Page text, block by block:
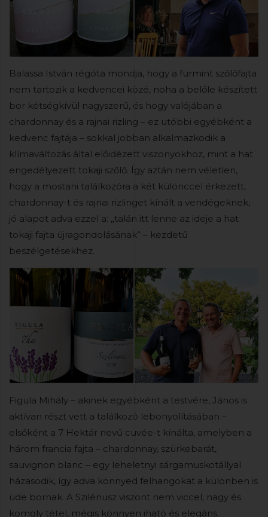
Balassa István régóta mondja, hogy a furmint szőlőfajta
nem tartozik a kedvencei közé, noha a belőle készített
bor kétségkívül nagyszerű, és hogy valójában a
chardonnay és a rajnai rizling – ez utóbbi egyébként a
kedvenc fajtája – sokkal jobban alkalmazkodik a
klímaváltozás által előidézett viszonyokhoz, mint a hat
engedélyezett tokaji szőlő. Így aztán nem véletlen,
hogy a mostani találkozóra a két különccel érkezett,
chardonnay-t és rajnai rizlinget kínált a vendégeknek,
jó alapot adva ezzel a: „talán itt lenne az ideje a hat
tokaji fajta újragondolásának” – kezdetű
beszélgetésekhez.
Figula Mihály – akinek egyébként a testvére, János is
aktívan részt vett a találkozó lebonyolításában –
elsőként a 7 Hektár nevű cuvée-t kínálta, amelyben a
három francia fajta – chardonnay, szürkebarát,
sauvignon blanc – egy leheletnyi sárgamuskotállyal
házasodik, így adva könnyed felhangokat a különben is
üde bornak. A Szilénusz viszont nem viccel, nagy és
komoly tétel, mégis könnyen iható és elegáns.